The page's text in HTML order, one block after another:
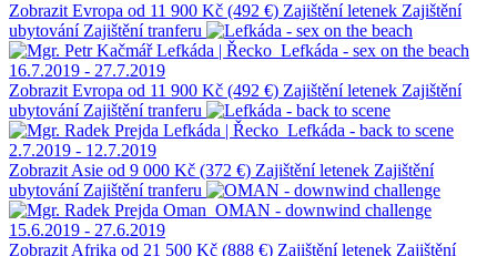
Zobrazit Evropa od 11 900 Kč (492 €) Zajištění letenek Zajištění
ubytování Zajištění tranferu
Lefkáda | Řecko Lefkáda - sex on the beach
16.7.2019 - 27.7.2019
Zobrazit Evropa od 11 900 Kč (492 €) Zajištění letenek Zajištění
ubytování Zajištění tranferu
Lefkáda | Řecko Lefkáda - back to scene
2.7.2019 - 12.7.2019
Zobrazit Asie od 9 000 Kč (372 €) Zajištění letenek Zajištění
ubytování Zajištění tranferu
Oman OMAN - downwind challenge
15.6.2019 - 27.6.2019
Zobrazit Afrika od 21 500 Kč (888 €) Zajištění letenek Zajištění